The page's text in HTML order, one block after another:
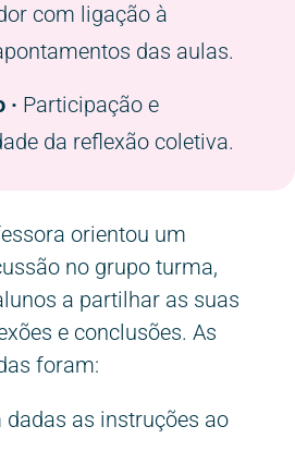
com ligação à
das aulas.
· Participação e
da reflexão coletiva.
orientou um
no grupo turma,
a partilhar as suas
e conclusões. As
foram:
as instruções ao